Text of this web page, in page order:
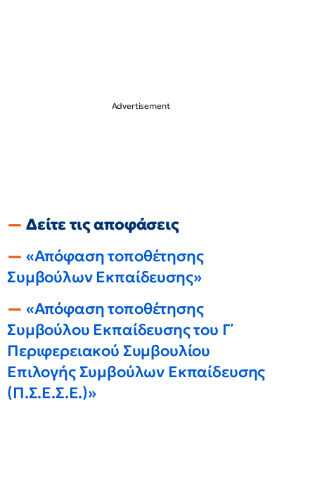
Δείτε τις αποφάσεις
«Απόφαση τοποθέτησης
Συμβούλων Εκπαίδευσης»
«Απόφαση τοποθέτησης
Συμβούλου Εκπαίδευσης του Γ΄
Περιφερειακού Συμβουλίου
Επιλογής Συμβούλων Εκπαίδευσης
(Π.Σ.Ε.Σ.Ε.)»